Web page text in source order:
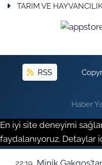
TARIM VE HAYVANCILIK
RSS
Haber
En iyi site deneyimi
faydalanıyoruz. Detaylar
22:19 Minik Gakgoş'tan Keşan’dan Elazığ'a